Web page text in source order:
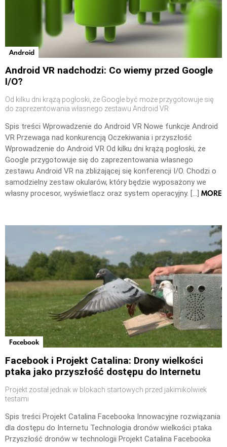
Android
Android VR nadchodzi: Co wiemy przed Google
I/O?
Od kilku dni krążą pogłoski, że Google być może przygotowuje się
do zaprezentowania własnego zestawu Android VR
Spis treści Wprowadzenie do Android VR Nowe funkcje Android
VR Przewaga nad konkurencją Oczekiwania i przyszłość
Wprowadzenie do Android VR Od kilku dni krążą pogłoski, że
Google przygotowuje się do zaprezentowania własnego
zestawu Android VR na zbliżającej się konferencji I/O. Chodzi o
samodzielny zestaw okularów, który będzie wyposażony we
własny procesor, wyświetlacz oraz system operacyjny. […] MORE
Facebook
Facebook i Projekt Catalina: Drony wielkości
ptaka jako przyszłość dostępu do Internetu
Projekt został jednak w blokach startowych przed jakimikolwiek
testami
Spis treści Projekt Catalina Facebooka Innowacyjne rozwiązania
dla dostępu do Internetu Technologia dronów wielkości ptaka
Przyszłość dronów w technologii Projekt Catalina Facebooka